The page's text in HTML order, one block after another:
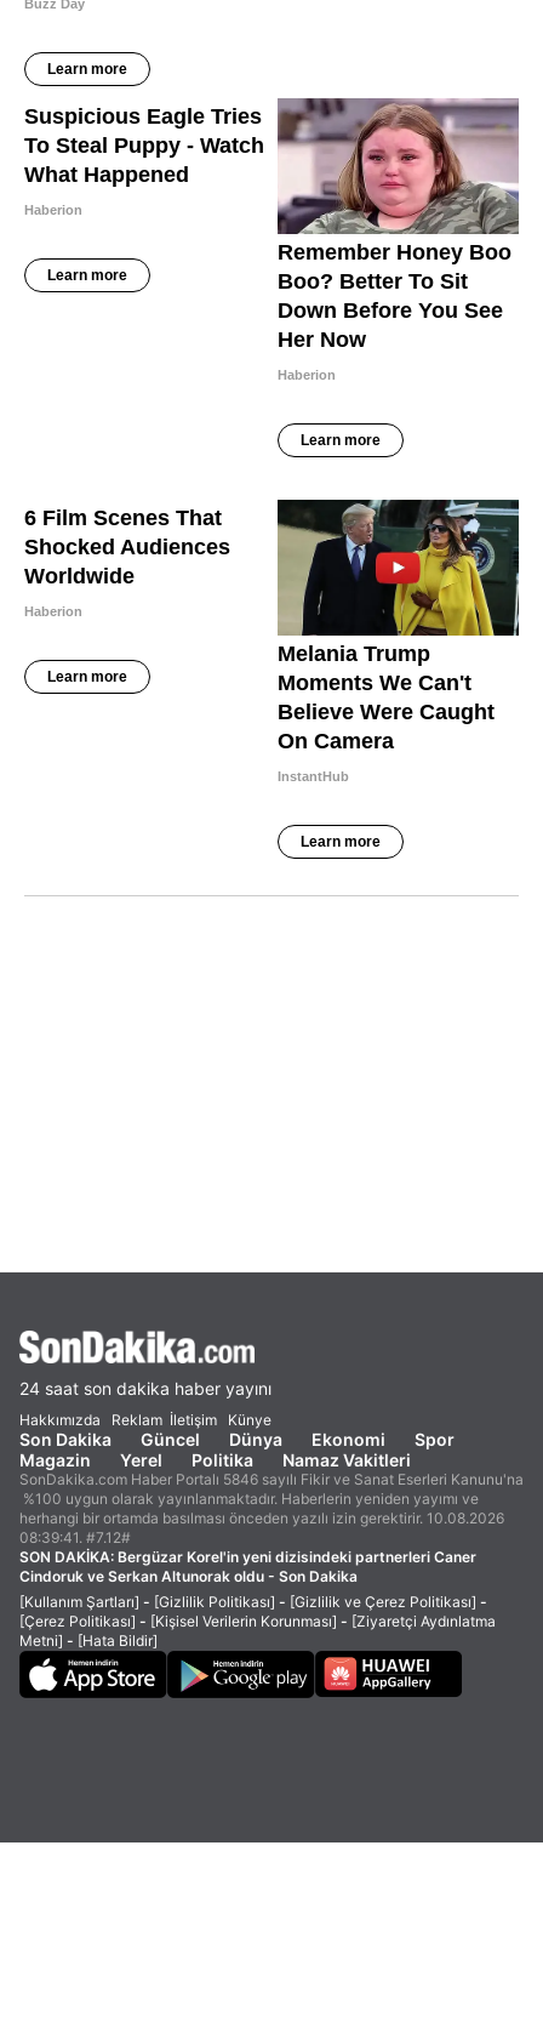
24 saat son dakika haber yayını
Hakkımızda Reklam İletişim Künye
Son Dakika Güncel Dünya Ekonomi
Spor
Magazin
Yerel Politika Namaz Vakitleri
SonDakika.com Haber Portalı 5846 sayılı Fikir ve Sanat Eserleri Kanunu'na
%100 uygun olarak yayınlanmaktadır. Haberlerin yeniden yayımı ve
herhangi bir ortamda basılması önceden yazılı izin gerektirir. 10.08.2026
08:39:41. #7.12#
SON DAKİKA: Bergüzar Korel'in yeni dizisindeki partnerleri Caner
Cindoruk ve Serkan Altunorak oldu - Son Dakika
[Kullanım Şartları] - [Gizlilik Politikası] - [Gizlilik ve Çerez Politikası] -
[Çerez Politikası] - [Kişisel Verilerin Korunması] - [Ziyaretçi Aydınlatma
Metni] - [Hata Bildir]